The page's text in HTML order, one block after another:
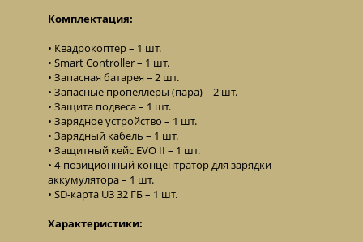
Комплектация:
Квадрокоптер – 1 шт.
Smart Controller – 1 шт.
Запасная батарея – 2 шт.
Запасные пропеллеры (пара) – 2 шт.
Защита подвеса – 1 шт.
Зарядное устройство – 1 шт.
Зарядный кабель – 1 шт.
Защитный кейс EVO II – 1 шт.
4-позиционный концентратор для зарядки
аккумулятора – 1 шт.
SD-карта U3 32 ГБ – 1 шт.
Характеристики: